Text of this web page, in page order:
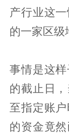
产行业这
的一家区级
事情是这
的截止日
至指定账
的资金竟